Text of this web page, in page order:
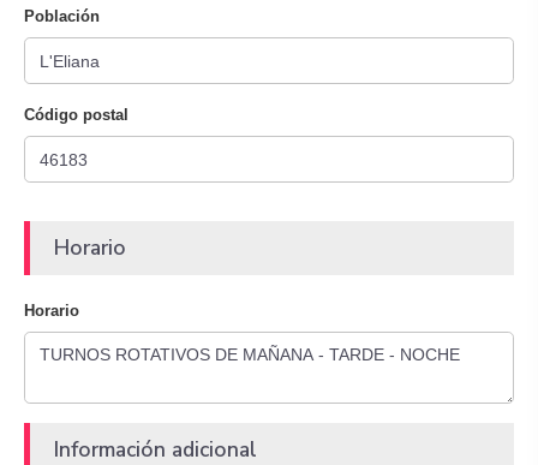
Población
Código postal
Horario
Horario
Información adicional